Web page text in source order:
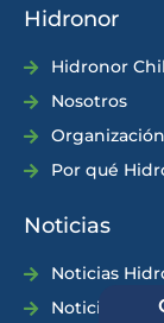
Hidronor
Hidronor
Nosotros
Organización
Por qué
Noticias
Noticias
Noticias